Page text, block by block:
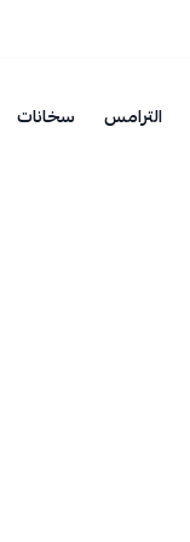
الترامس
سخانات